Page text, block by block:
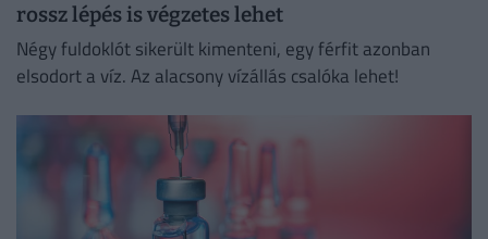
rossz lépés is végzetes lehet
Négy fuldoklót sikerült kimenteni, egy férfit azonban
elsodort a víz. Az alacsony vízállás csalóka lehet!